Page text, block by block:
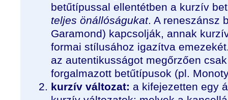
betűtípussal ellentétben a kurzív
teljes önállóságukat. A reneszánsz
Garamond) kapcsolják, annak
formai stílusához igazítva
az autentikusságot megőrzően
forgalmazott betűtípusok (pl.
kurzív változat: a kifejezetten egy